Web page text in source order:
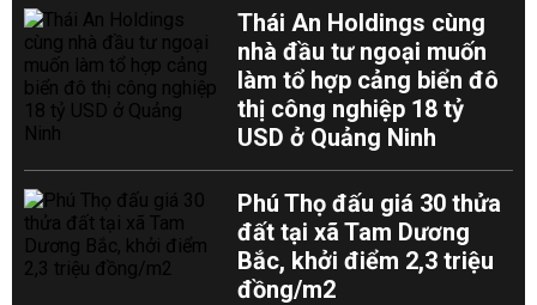
Thái An Holdings cùng
nhà đầu tư ngoại muốn
làm tổ hợp cảng biển đô
thị công nghiệp 18 tỷ
USD ở Quảng Ninh
Phú Thọ đấu giá 30 thửa
đất tại xã Tam Dương
Bắc, khởi điểm 2,3 triệu
đồng/m2